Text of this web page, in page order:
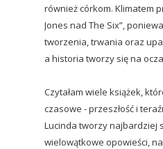
również córkom. Klimatem
Jones nad The Six”,
tworzenia, trwania oraz
a historia tworzy się na
Czytałam wiele książek,
czasowe - przeszłość i
Lucinda tworzy najbardziej
wielowątkowe opowieści,